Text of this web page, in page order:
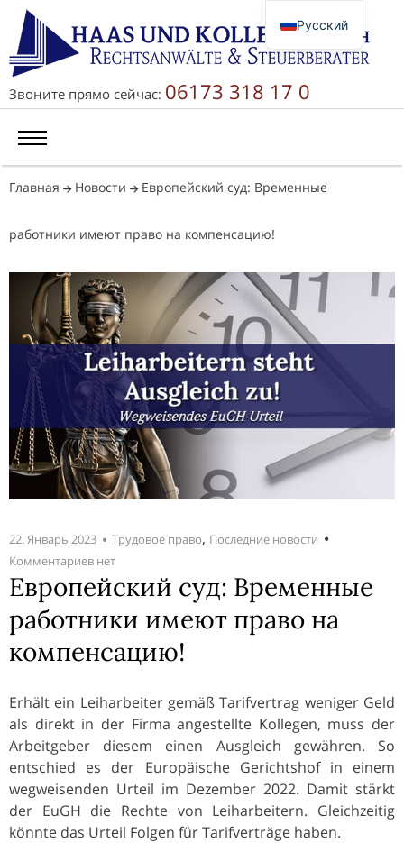
Звоните прямо сейчас: 06173 318 17 0
Главная Новости Европейский суд: Временные
работники имеют право на компенсацию!
22. Январь 2023 Трудовое право, Последние новости
Комментариев нет
Европейский суд: Временные
работники имеют право на
компенсацию!
Erhält ein Leiharbeiter gemäß Tarifvertrag weniger Geld
als direkt in der Firma angestellte Kollegen, muss der
Arbeitgeber diesem einen Ausgleich gewähren. So
entschied es der Europäische Gerichtshof in einem
wegweisenden Urteil im Dezember 2022. Damit stärkt
der EuGH die Rechte von Leiharbeitern. Gleichzeitig
könnte das Urteil Folgen für Tarifverträge haben.
Русский
Deutsch
English
简体中文